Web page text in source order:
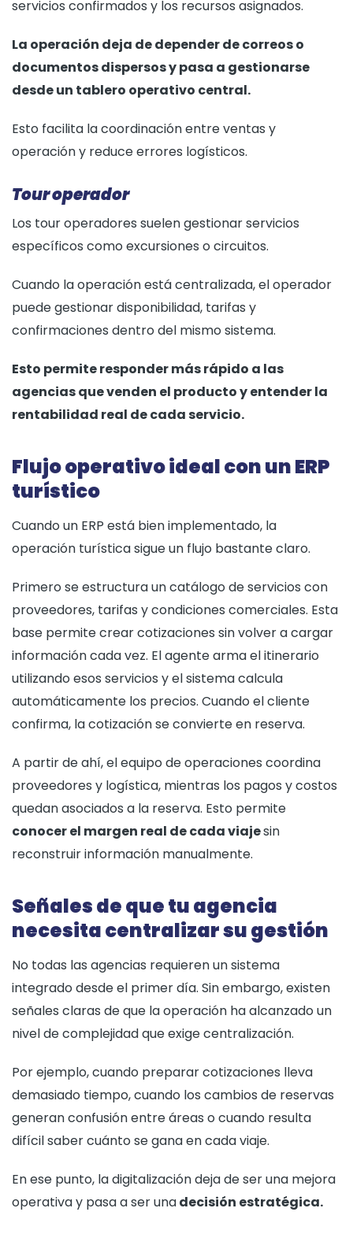
servicios confirmados y los recursos asignados.
La operación deja de depender de correos o
documentos dispersos y pasa a gestionarse
desde un tablero operativo central.
Esto facilita la coordinación entre ventas y
operación y reduce errores logísticos.
Tour operador
Los tour operadores suelen gestionar servicios
específicos como excursiones o circuitos.
Cuando la operación está centralizada, el operador
puede gestionar disponibilidad, tarifas y
confirmaciones dentro del mismo sistema.
Esto permite responder más rápido a las
agencias que venden el producto y entender la
rentabilidad real de cada servicio.
Flujo operativo ideal con un ERP
turístico
Cuando un ERP está bien implementado, la
operación turística sigue un flujo bastante claro.
Primero se estructura un catálogo de servicios con
proveedores, tarifas y condiciones comerciales. Esta
base permite crear cotizaciones sin volver a cargar
información cada vez. El agente arma el itinerario
utilizando esos servicios y el sistema calcula
automáticamente los precios. Cuando el cliente
confirma, la cotización se convierte en reserva.
A partir de ahí, el equipo de operaciones coordina
proveedores y logística, mientras los pagos y costos
quedan asociados a la reserva. Esto permite
conocer el margen real de cada viajesin
reconstruir información manualmente.
Señales de que tu agencia
necesita centralizar su gestión
No todas las agencias requieren un sistema
integrado desde el primer día. Sin embargo, existen
señales claras de que la operación ha alcanzado un
nivel de complejidad que exige centralización.
Por ejemplo, cuando preparar cotizaciones lleva
demasiado tiempo, cuando los cambios de reservas
generan confusión entre áreas o cuando resulta
difícil saber cuánto se gana en cada viaje.
En ese punto, la digitalización deja de ser una mejora
operativa y pasa a ser unadecisión estratégica.